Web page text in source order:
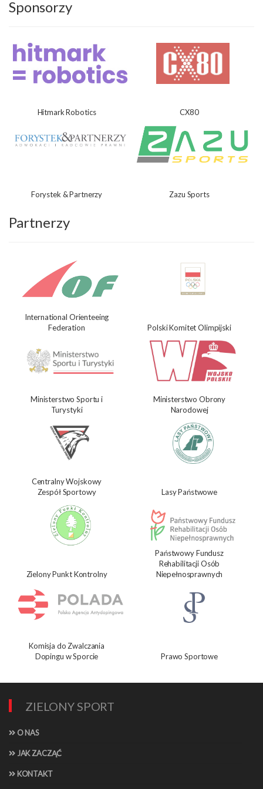
Sponsorzy
Hitmark Robotics CX80
Forystek & Partnerzy Zazu Sports
Partnerzy
International Orienteeing
Federation
Polski Komitet Olimpijski
Ministerstwo Sportu i
Turystyki
Ministerstwo Obrony
Narodowej
Centralny Wojskowy
Zespół Sportowy
Lasy Państwowe
Zielony Punkt Kontrolny
Państwowy Fundusz
Rehabilitacji Osób
Niepełnosprawnych
Komisja do Zwalczania
Dopingu w Sporcie
Prawo Sportowe
ZIELONY SPORT
O NAS
JAK ZACZĄĆ
KONTAKT